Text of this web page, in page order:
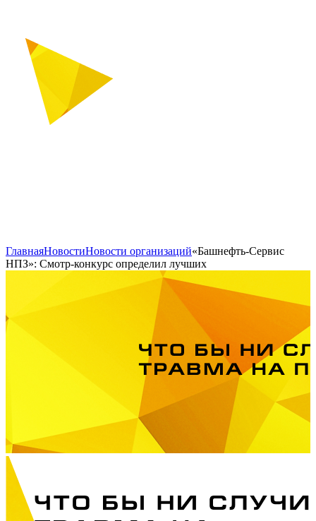
ГлавнаяНовостиНовости организаций«Башнефть-Сервис
НПЗ»: Смотр-конкурс определил лучших